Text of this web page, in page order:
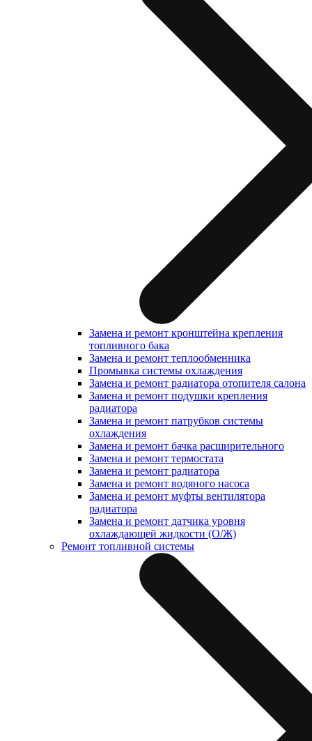
Замена и ремонт кронштейна крепления
топливного бака
Замена и ремонт теплообменника
Промывка системы охлаждения
Замена и ремонт радиатора отопителя салона
Замена и ремонт подушки крепления
радиатора
Замена и ремонт патрубков системы
охлаждения
Замена и ремонт бачка расширительного
Замена и ремонт термостата
Замена и ремонт радиатора
Замена и ремонт водяного насоса
Замена и ремонт муфты вентилятора
радиатора
Замена и ремонт датчика уровня
охлаждающей жидкости (О/Ж)
Ремонт топливной системы